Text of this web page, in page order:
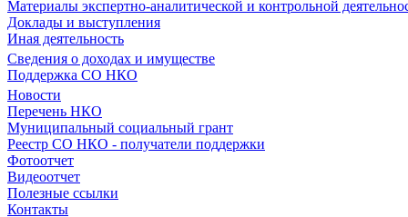
Материалы экспертно-аналитической и контрольной
Доклады и выступления
Иная деятельность
Сведения о доходах и имуществе
Поддержка СО НКО
Новости
Перечень НКО
Муниципальный социальный грант
Реестр СО НКО - получатели поддержки
Фотоотчет
Видеоотчет
Полезные ссылки
Контакты